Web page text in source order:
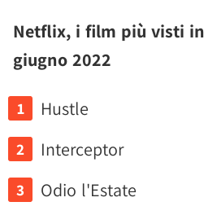
Netflix, i film più visti
giugno 2022
Hustle
Interceptor
Odio l'Estate